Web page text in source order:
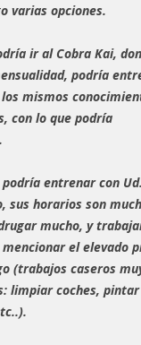
varias opciones.
ir al Cobra Kai,
podría
mismos
con lo que podría
entrenar con
sus horarios son
mucho, y
el elevado
(trabajos caseros
limpiar coches,